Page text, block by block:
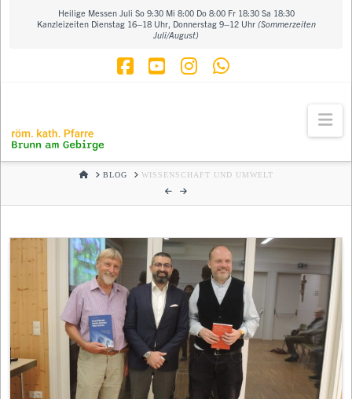
Heilige Messen Juli So 9:30 Mi 8:00 Do 8:00 Fr 18:30 Sa 18:30
Kanzleizeiten Dienstag 16–18 Uhr, Donnerstag 9–12 Uhr (Sommerzeiten
Juli/August)
HOMEBLOG WISSENSCHAFT UND UMWELT